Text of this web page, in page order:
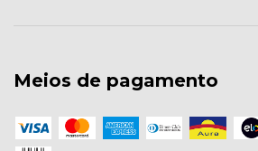
Meios de pagamento